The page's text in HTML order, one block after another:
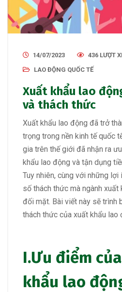
14/07/2023
436 LƯỢT
LAO ĐỘNG QUỐC TẾ
Xuất khẩu lao
và thách thức
Xuất khẩu lao động đã trở
trọng trong nền kinh tế quốc
gia trên thế giới đã nhận ra
khẩu lao động và tận dụng
Tuy nhiên, cùng với những
số thách thức mà ngành xuất
đối mặt. Bài viết này sẽ trình
thách thức của xuất khẩu lao
I.Ưu điểm
khẩu lao